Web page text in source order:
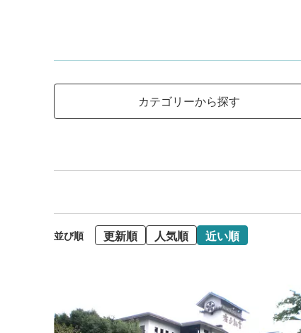
カテゴリーから探す
並び順 更新順 人気順 近い順